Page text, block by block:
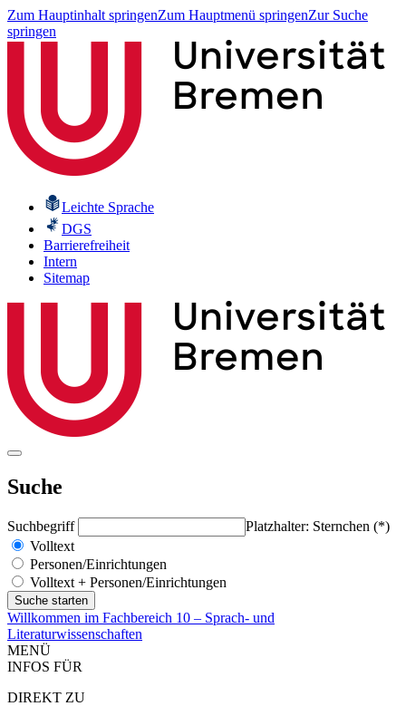
Zum Hauptinhalt springenZum Hauptmenü springenZur Suche
springen
Leichte Sprache
DGS
Barrierefreiheit
Intern
Sitemap
Suche
Suchbegriff
Platzhalter: Sternchen (*)
Volltext
Personen/Einrichtungen
Volltext + Personen/Einrichtungen
Willkommen im Fachbereich 10 – Sprach- und
Literaturwissenschaften
MENÜ
INFOS FÜR
DIREKT ZU